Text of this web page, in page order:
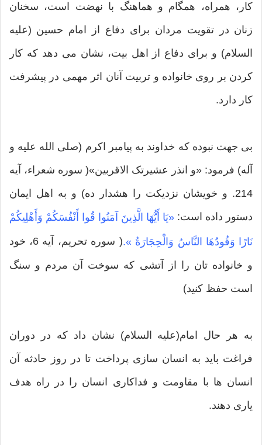
کار، همراه، همگام و هماهنگ با نهضت است، سخنان
زنان در تقویت مردان برای دفاع از امام حسین (علیه
السلام) و برای دفاع از اهل بیت، نشان می دهد که کار
کردن بر روی خانواده و تربیت آنان اثر مهمی در پیشرفت
کار دارد.
بی جهت نبوده که خداوند به پیامبر اکرم (صلی الله علیه و
آله) فرمود: «و انذر عشیرتک الاقربین»( سوره شعراء، آیه
214. و خویشان نزدیکت را هشدار ده) و به اهل ایمان
دستور داده است: «يَا أَيُّهَا الَّذِينَ آمَنُوا قُوا أَنْفُسَكُمْ وَأَهْلِيكُمْ
نَارًا وَقُودُهَا النَّاسُ وَالْحِجَارَةُ ». ( سوره تحریم، آیه 6، خود
و خانواده تان را از آتشی که سوخت آن مردم و سنگ
است حفظ کنید)
به هر حال امام(علیه السلام) نشان داد که در دوران
فراغت باید به انسان سازی پرداخت تا در روز حادثه آن
انسان ها با مقاومت و فداکاری انسان را در راه هدف
یاری دهند.